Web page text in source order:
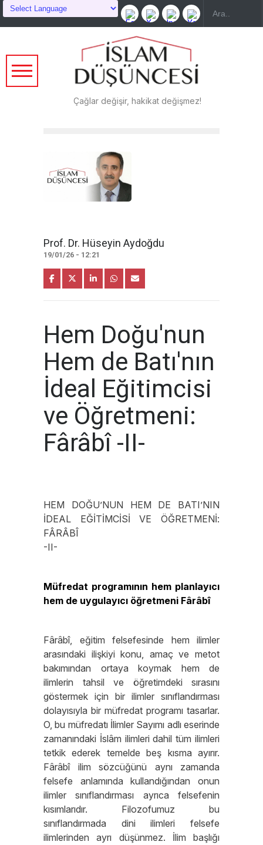
Çağlar değişir, hakikat değişmez!
Prof. Dr. Hüseyin Aydoğdu
19/01/26 - 12:21
Hem Doğu'nun
Hem de Batı'nın
İdeal Eğitimcisi
ve Öğretmeni:
Fârâbî -II-
HEM DOĞU’NUN HEM DE BATI’NIN
İDEAL EĞİTİMCİSİ VE ÖĞRETMENİ:
FÂRÂBÎ
-II-
Müfredat programının hem planlayıcı
hem de uygulayıcı öğretmeni Fârâbî
Fârâbî, eğitim felsefesinde hem ilimler
arasındaki ilişkiyi konu, amaç ve metot
bakımından ortaya koymak hem de
ilimlerin tahsil ve öğretimdeki sırasını
göstermek için bir ilimler sınıflandırması
dolayısıyla bir müfredat programı tasarlar.
O, bu müfredatı İlimler Sayımı adlı eserinde
zamanındaki İslâm ilimleri dahil tüm ilimleri
tetkik ederek temelde beş kısma ayırır.
Fârâbî ilim sözcüğünü aynı zamanda
felsefe anlamında kullandığından onun
ilimler sınıflandırması ayrıca felsefenin
kısımlarıdır. Filozofumuz bu
sınıflandırmada dini ilimleri felsefe
ilimlerinden ayrı düşünmez. İlim başlığı